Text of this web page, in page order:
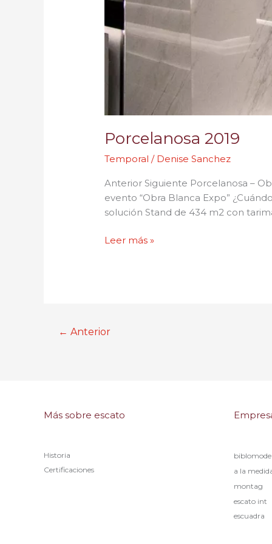
Porcelanosa 2019
Temporal / Denise Sanchez
Anterior Siguiente Porcelanosa –
evento “Obra Blanca Expo”
solución Stand de 434 m2 con
Leer más »
← Anterior
Más sobre escato
Historia
Certificaciones
a la
montag
escato int
escuadra